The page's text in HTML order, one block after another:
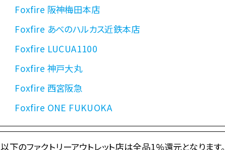
Foxfire 阪神梅田本店
Foxfire あべのハルカス近鉄本店
Foxfire LUCUA1100
Foxfire 神戸大丸
Foxfire 西宮阪急
Foxfire ONE FUKUOKA
以下のファクトリーアウトレット店は全品1%還元となります。